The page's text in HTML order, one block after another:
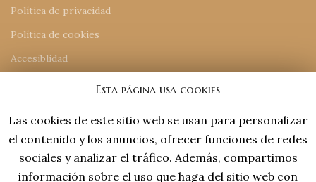
Política de privacidad
Política de cookies
Accesiblidad
INFORMACIÓN DE CONTACTO
918 77 48 18
tiendaonline@laviejaespana.com
Tales de Mileto 15, Nave 13 (28806), Alcalá de Henares
Esta página usa cookies
Las cookies de este sitio web se usan para personalizar
el contenido y los anuncios, ofrecer funciones de redes
sociales y analizar el tráfico. Además, compartimos
información sobre el uso que haga del sitio web con